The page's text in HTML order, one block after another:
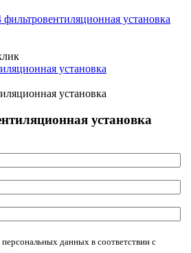
установка
установка
данных в соответствии с